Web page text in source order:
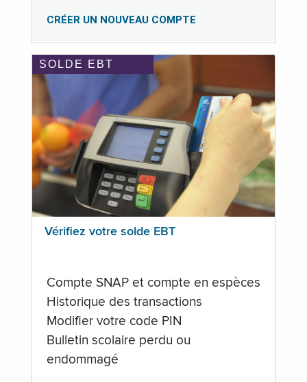
CRÉER UN NOUVEAU COMPTE
SOLDE EBT
Vérifiez votre solde EBT
Compte SNAP et compte en espèces
Historique des transactions
Modifier votre code PIN
Bulletin scolaire perdu ou
endommagé